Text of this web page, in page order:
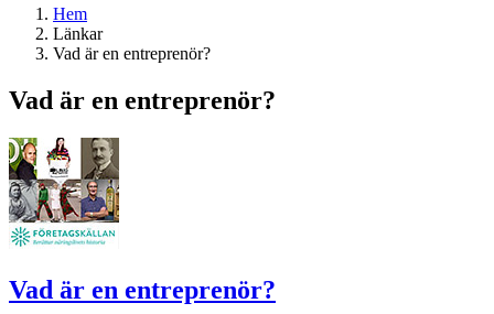
Hem
Länkar
Vad är en entreprenör?
Vad är en entreprenör?
Vad är en entreprenör?